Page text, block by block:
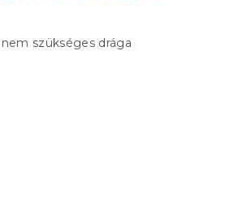
szükséges drága